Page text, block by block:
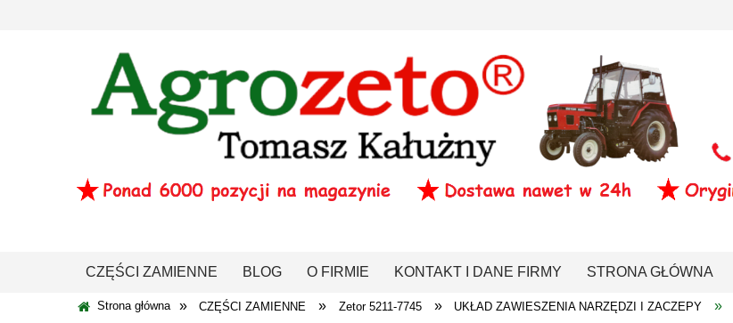
CZĘŚCI ZAMIENNE BLOG O FIRMIE KONTAKT I DANE FIRMY STRONA GŁÓWNA
Strona główna » CZĘŚCI ZAMIENNE » Zetor 5211-7745 » UKŁAD ZAWIESZENIA NARZĘDZI I ZACZEPY »